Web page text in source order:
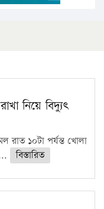
নিয়ে বিদ্যুৎ
১০টা পর্যন্ত খোলা
বিস্তারিত